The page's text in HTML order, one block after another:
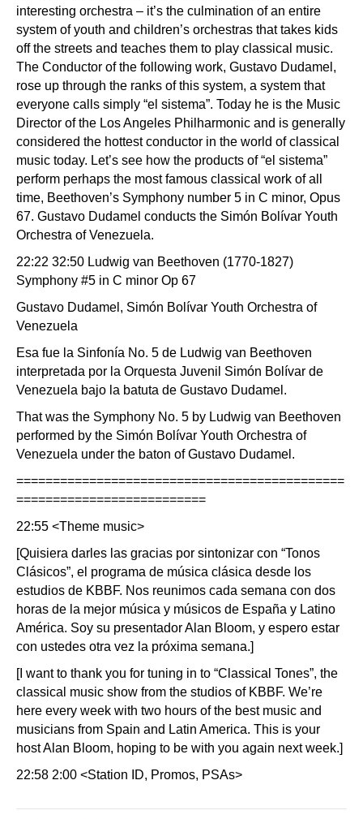
interesting orchestra – it’s the culmination of an entire
system of youth and children’s orchestras that takes kids
off the streets and teaches them to play classical music.
The Conductor of the following work, Gustavo Dudamel,
rose up through the ranks of this system, a system that
everyone calls simply “el sistema”. Today he is the Music
Director of the Los Angeles Philharmonic and is generally
considered the hottest conductor in the world of classical
music today. Let’s see how the products of “el sistema”
perform perhaps the most famous classical work of all
time, Beethoven’s Symphony number 5 in C minor, Opus
67. Gustavo Dudamel conducts the Simón Bolívar Youth
Orchestra of Venezuela.
22:22 32:50 Ludwig van Beethoven (1770-1827)
Symphony #5 in C minor Op 67
Gustavo Dudamel, Simón Bolívar Youth Orchestra of
Venezuela
Esa fue la Sinfonía No. 5 de Ludwig van Beethoven
interpretada por la Orquesta Juvenil Simón Bolívar de
Venezuela bajo la batuta de Gustavo Dudamel.
That was the Symphony No. 5 by Ludwig van Beethoven
performed by the Simón Bolívar Youth Orchestra of
Venezuela under the baton of Gustavo Dudamel.
=============================================
==========================
22:55 <Theme music>
[Quisiera darles las gracias por sintonizar con “Tonos
Clásicos”, el programa de música clásica desde los
estudios de KBBF. Nos reunimos cada semana con dos
horas de la mejor música y músicos de España y Latino
América. Soy su presentador Alan Bloom, y espero estar
con ustedes otra vez la próxima semana.]
[I want to thank you for tuning in to “Classical Tones”, the
classical music show from the studios of KBBF. We’re
here every week with two hours of the best music and
musicians from Spain and Latin America. This is your
host Alan Bloom, hoping to be with you again next week.]
22:58 2:00 <Station ID, Promos, PSAs>